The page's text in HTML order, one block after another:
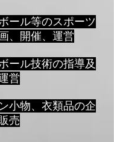
ール等のスポーツ
、開催、運営
ール技術の指導及
営
小物、衣類品の企
売